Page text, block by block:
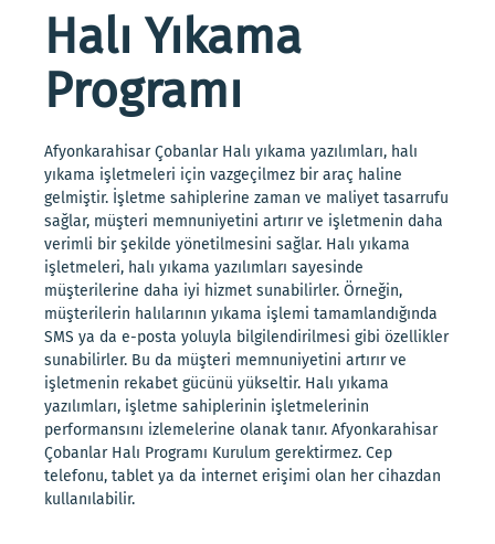
Halı Yıkama
Programı
Afyonkarahisar Çobanlar Halı yıkama yazılımları, halı
yıkama işletmeleri için vazgeçilmez bir araç haline
gelmiştir. İşletme sahiplerine zaman ve maliyet tasarrufu
sağlar, müşteri memnuniyetini artırır ve işletmenin daha
verimli bir şekilde yönetilmesini sağlar. Halı yıkama
işletmeleri, halı yıkama yazılımları sayesinde
müşterilerine daha iyi hizmet sunabilirler. Örneğin,
müşterilerin halılarının yıkama işlemi tamamlandığında
SMS ya da e-posta yoluyla bilgilendirilmesi gibi özellikler
sunabilirler. Bu da müşteri memnuniyetini artırır ve
işletmenin rekabet gücünü yükseltir. Halı yıkama
yazılımları, işletme sahiplerinin işletmelerinin
performansını izlemelerine olanak tanır. Afyonkarahisar
Çobanlar Halı Programı Kurulum gerektirmez. Cep
telefonu, tablet ya da internet erişimi olan her cihazdan
kullanılabilir.